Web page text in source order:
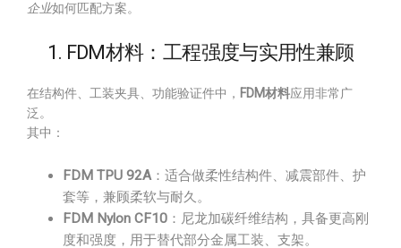
企业如何匹配方案。
1. FDM材料：工程强度与实用性兼顾
在结构件、工装夹具、功能验证件中， FDM材料应用非常广
泛。
其中：
FDM TPU 92A：适合做柔性结构件、减震部件、护
套等，兼顾柔软与耐久。
FDM Nylon CF10 ：尼龙加碳纤维结构，具备更高刚
度和强度，用于替代部分金属工装、支架。